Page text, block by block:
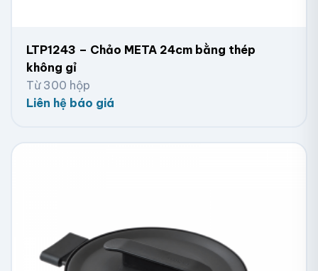
LTP1243 – Chảo META 24cm bằng thép
không gỉ
Từ 300 hộp
Liên hệ báo giá